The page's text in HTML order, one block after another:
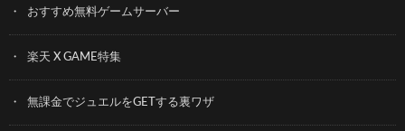
おすすめ無料ゲームサーバー
楽天 X GAME特集
無課金でジュエルをGETする裏ワザ